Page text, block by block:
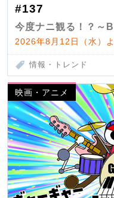
#137
今度ナニ観る！？～
2026年8月12日（水）
情報・トレンド
映画・アニメ